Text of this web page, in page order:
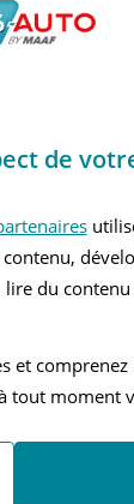
très fiable
de
du
et
tout moment